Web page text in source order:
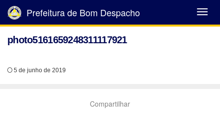
Abrir
Menu
Prefeitura de Bom Despacho
photo5161659248311117921
5 de junho de 2019
Compartilhar